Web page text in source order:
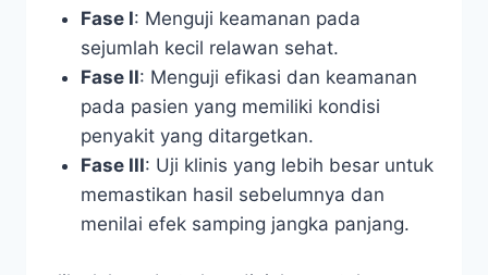
Fase I: Menguji keamanan pada
sejumlah kecil relawan sehat.
Fase II: Menguji efikasi dan keamanan
pada pasien yang memiliki kondisi
penyakit yang ditargetkan.
Fase III: Uji klinis yang lebih besar untuk
memastikan hasil sebelumnya dan
menilai efek samping jangka panjang.